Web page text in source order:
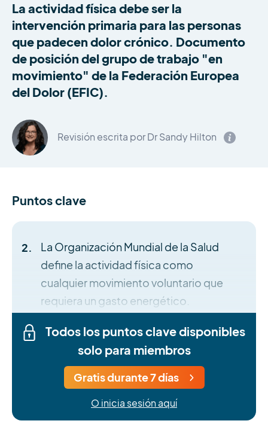
La actividad física debe ser la
intervención primaria para las personas
que padecen dolor crónico. Documento
de posición del grupo de trabajo "en
movimiento" de la Federación Europea
del Dolor (EFIC).
Revisión escrita por Dr Sandy Hilton
Puntos clave
La Organización Mundial de la Salud
define la actividad física como
cualquier movimiento voluntario que
requiera un gasto energético.
Todos los puntos clave disponibles
solo para miembros
Gratis durante 7 días
O inicia sesión aquí